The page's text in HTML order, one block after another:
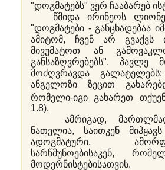
"დოგმატებს" ვერ ჩააბარებ
წმიდა ირინეოს
"დოგმატები - განცხადებაა
ამიტომ, ჩვენ არ
მივუმატოთ ან
განსაზღვრებებს". პავლე
მოძღვრავდა
ანგელოზი ზეცით
რომელი-იგი გახარეთ
1.8).
ამრიგად,
ნათელია, საითკენ
ადოგმატური,
სარწმუნოებისაკენ,
მოდერნისტებისათვის.